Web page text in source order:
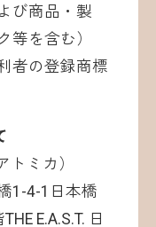
び商品・製
等を含む）
者の登録商標
トミカ）
1-4-1日本橋
E.A.S.T. 日